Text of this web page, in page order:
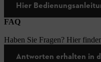
Hier
FAQ
Haben Sie Fragen? Hier
Antworten erhalten in